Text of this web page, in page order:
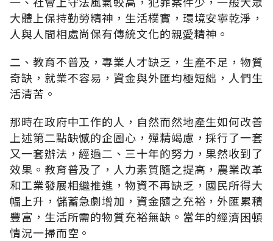
大體上保持勤勞精神，生活樸實，環境安寧乾淨，
人與人間相處尚保有傳統文化的親愛精神。
二、教育不普及，專業人才缺乏，生產不足，物質
奇缺，就業不容易，資金與外匯均極短絀，人們生
活清苦。
那時在政府中工作的人，自然而然地產生如何改善
上述第二點缺憾的企圖心，殫精竭慮，採行了一套
又一套辦法，經過二、三十年的努力，果然收到了
效果。教育普及了，人力素質隨之提高，農業改革
和工業發展相繼推進，物資不再缺乏，國民所得大
幅上升，儲蓄急劇增加，資金隨之充裕，外匯累積
豐富，生活所需的物質充裕無缺。當年的經濟困頓
情況一掃而空。